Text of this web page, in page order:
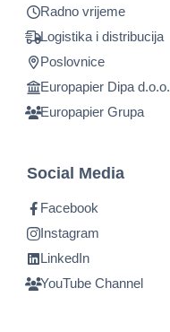
Radno vrijeme
Logistika i distribucija
Poslovnice
Europapier Dipa d.o.o.
Europapier Grupa
Social Media
Facebook
Instagram
LinkedIn
YouTube Channel